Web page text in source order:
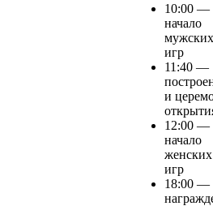
10:00 —
начало
мужских
игр
11:40 —
и
12:00 —
начало
женских
игр
18:00 —